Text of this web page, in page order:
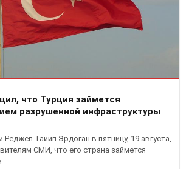
что Турция займется
разрушенной инфраструктуры
Тайип Эрдоган в пятницу, 19 августа,
СМИ, что его страна займется